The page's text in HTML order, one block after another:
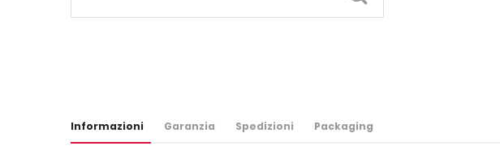
Informazioni Garanzia Spedizioni Packaging